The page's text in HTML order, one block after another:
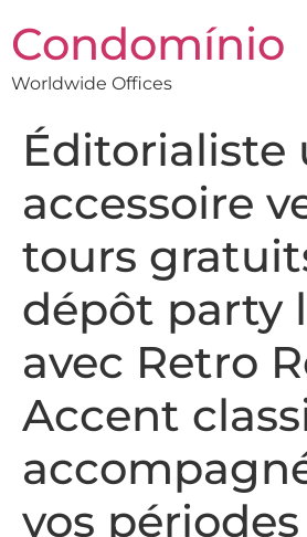
Condomínio
Worldwide Offices
Éditorialiste
accessoire
tours
dépôt party
avec Retro
Accent
vos périodes